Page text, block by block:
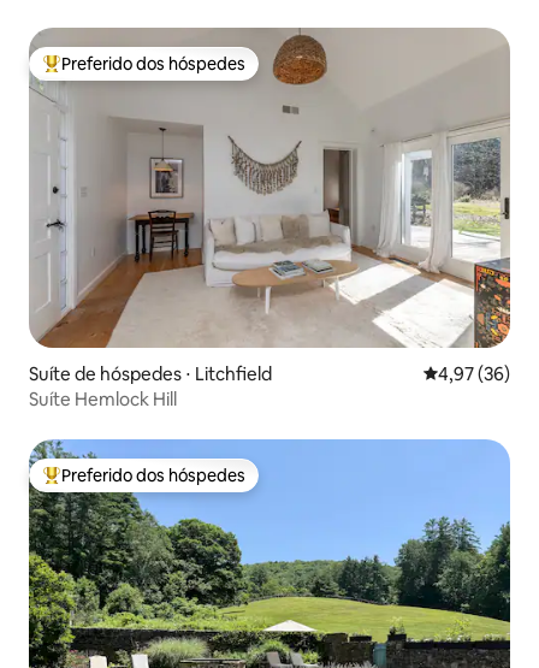
Entre os melhores preferidos dos hóspedes
Preferido dos hóspedes
Suíte de hóspedes ⋅ Litchfield 4,97 de uma
4,97 (36)
Suíte Hemlock Hill
Entre os melhores preferidos dos hóspedes
Preferido dos hóspedes